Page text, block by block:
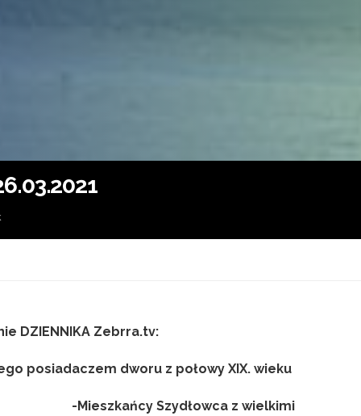
DZIENNIKA Zebrra.tv:
posiadaczem dworu z połowy XIX. wieku
-Mieszkańcy Szydłowca z wielkimi